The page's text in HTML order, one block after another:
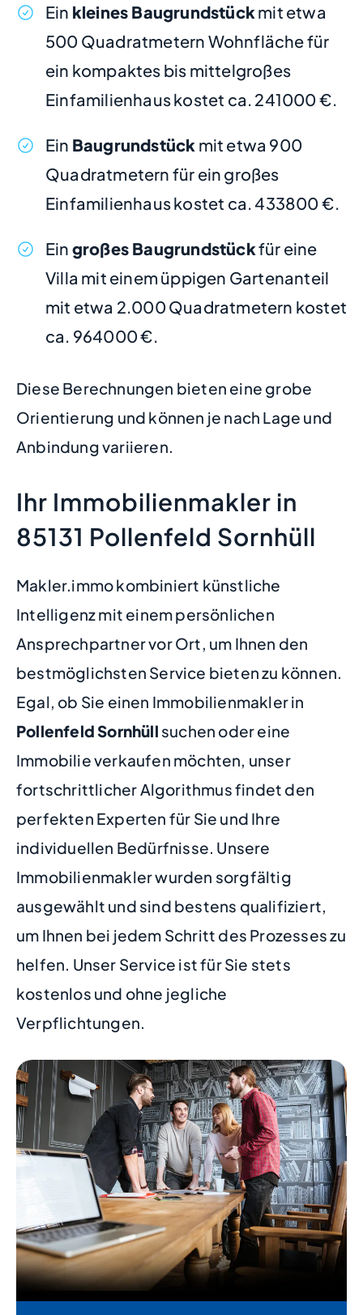
Ein kleines Baugrundstückmit etwa
500 Quadratmetern Wohnfläche für
ein kompaktes bis mittelgroßes
Einfamilienhaus kostet ca. 241000 €.
Ein Baugrundstück mit etwa 900
Quadratmetern für ein großes
Einfamilienhaus kostet ca. 433800 €.
Ein großes Baugrundstückfür eine
Villa mit einem üppigen Gartenanteil
mit etwa 2.000 Quadratmetern kostet
ca. 964000 €.
Diese Berechnungen bieten eine grobe
Orientierung und können je nach Lage und
Anbindung variieren.
Ihr Immobilienmakler in
85131 Pollenfeld Sornhüll
Makler.immo kombiniert künstliche
Intelligenz mit einem persönlichen
Ansprechpartner vor Ort, um Ihnen den
bestmöglichsten Service bieten zu können.
Egal, ob Sie einen Immobilienmakler in
Pollenfeld Sornhüll suchen oder eine
Immobilie verkaufen möchten, unser
fortschrittlicher Algorithmus findet den
perfekten Experten für Sie und Ihre
individuellen Bedürfnisse. Unsere
Immobilienmakler wurden sorgfältig
ausgewählt und sind bestens qualifiziert,
um Ihnen bei jedem Schritt des Prozesses zu
helfen. Unser Service ist für Sie stets
kostenlos und ohne jegliche
Verpflichtungen.